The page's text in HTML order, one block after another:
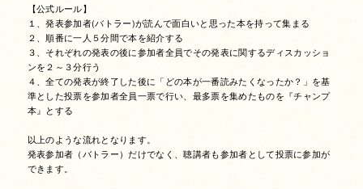
【公式ルール】
１、発表参加者(バトラー)が読んで面白いと思った本を持って集まる
２、順番に一人５分間で本を紹介する
３、それぞれの発表の後に参加者全員でその発表に関するディスカッショ
ンを２～３分行う
４、全ての発表が終了した後に「どの本が一番読みたくなったか？」を基
準とした投票を参加者全員一票で行い、最多票を集めたものを『チャンプ
本』とする
以上のような流れとなります。
発表参加者（バトラー）だけでなく、聴講者も参加者として投票に参加が
できます。